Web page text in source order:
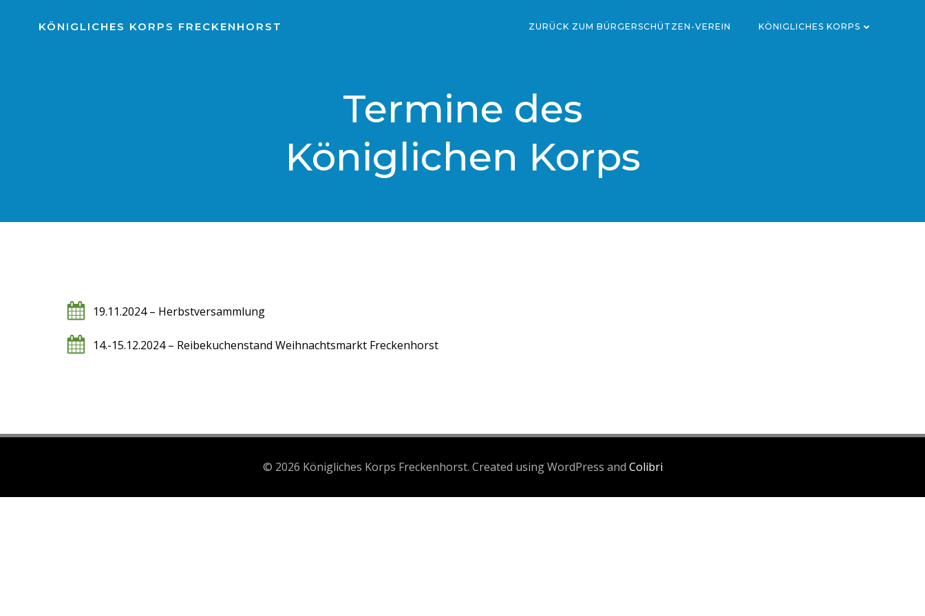
KÖNIGLICHES KORPS FRECKENHORST ZURÜCK ZUM BÜRGERSCHÜTZEN-VEREIN KÖNIGLICHES KORPS
Termine des
Königlichen Korps
19.11.2024 – Herbstversammlung
14.-15.12.2024 – Reibekuchenstand Weihnachtsmarkt Freckenhorst
© 2026 Königliches Korps Freckenhorst. Created using WordPress and Colibri